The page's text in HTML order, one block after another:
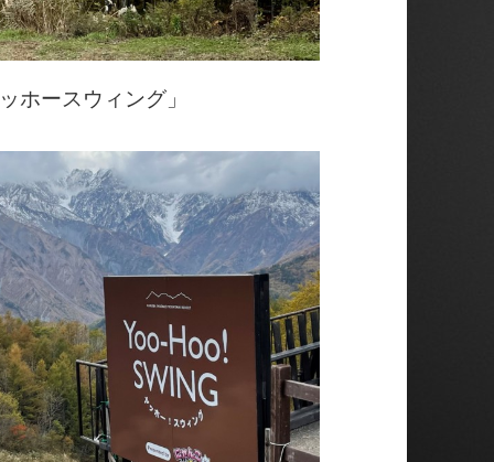
ースウィング」